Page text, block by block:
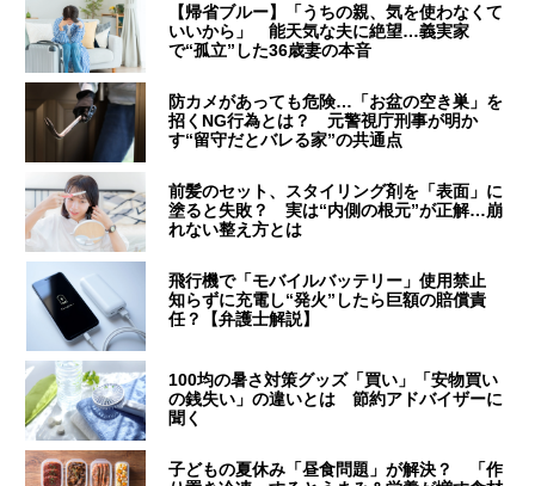
【帰省ブルー】「うちの親、気を使わなくて
いいから」 能天気な夫に絶望…義実家
で“孤立”した36歳妻の本音
防カメがあっても危険…「お盆の空き巣」を
招くNG行為とは？ 元警視庁刑事が明か
す“留守だとバレる家”の共通点
前髪のセット、スタイリング剤を「表面」に
塗ると失敗？ 実は“内側の根元”が正解…崩
れない整え方とは
飛行機で「モバイルバッテリー」使用禁止
知らずに充電し“発火”したら巨額の賠償責
任？【弁護士解説】
100均の暑さ対策グッズ「買い」「安物買い
の銭失い」の違いとは 節約アドバイザーに
聞く
子どもの夏休み「昼食問題」が解決？ 「作